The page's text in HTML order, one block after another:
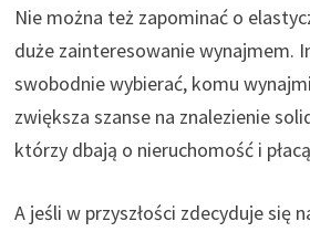
Nie można też zapominać o
duże zainteresowanie wynajmem.
swobodnie wybierać, komu
zwiększa szanse na znalezienie
którzy dbają o nieruchomość i
A jeśli w przyszłości zdecyduje się